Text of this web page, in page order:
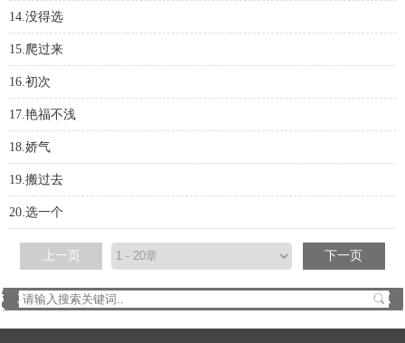
14.没得选
15.爬过来
16.初次
17.艳福不浅
18.娇气
19.搬过去
20.选一个
上一页 下一页